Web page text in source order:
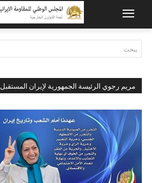
يبحث
مريم رجوي الرئيسة الجمهورية لإيران المستقبل